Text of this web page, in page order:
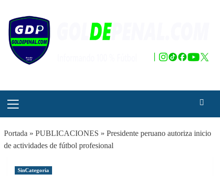
contenido
principal
Portada » PUBLICACIONES » Presidente peruano autoriza inicio
de actividades de fútbol profesional
SinCategoria